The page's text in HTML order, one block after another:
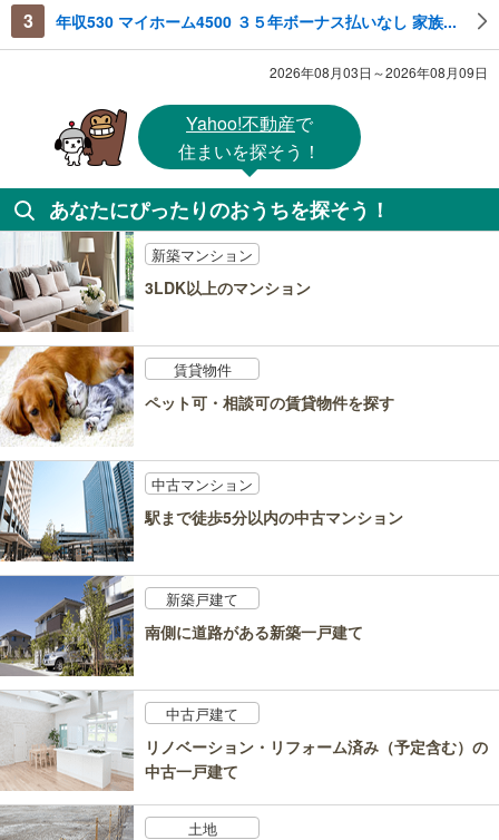
3 年収530 マイホーム4500 ３５年ボーナス払いなし 家族...
2026年08月03日～2026年08月09日
Yahoo!不動産で
住まいを探そう！
あなたにぴったりのおうちを探そう！
新築マンション
3LDK以上のマンション
賃貸物件
ペット可・相談可の賃貸物件を探す
中古マンション
駅まで徒歩5分以内の中古マンション
新築戸建て
南側に道路がある新築一戸建て
中古戸建て
リノベーション・リフォーム済み（予定含む）の
中古一戸建て
土地